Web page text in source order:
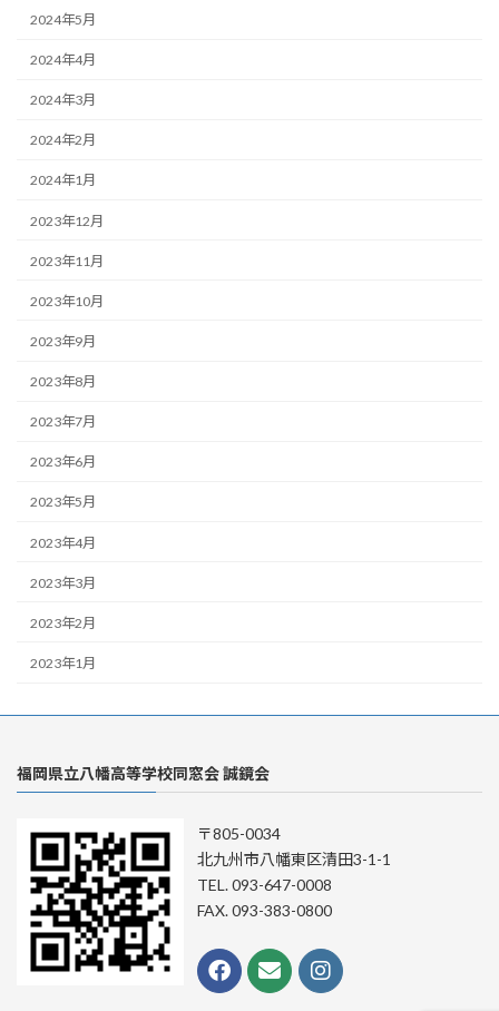
2024年5月
2024年4月
2024年3月
2024年2月
2024年1月
2023年12月
2023年11月
2023年10月
2023年9月
2023年8月
2023年7月
2023年6月
2023年5月
2023年4月
2023年3月
2023年2月
2023年1月
福岡県立八幡高等学校同窓会 誠鏡会
〒805-0034
北九州市八幡東区清田3-1-1
TEL. 093-647-0008
FAX. 093-383-0800